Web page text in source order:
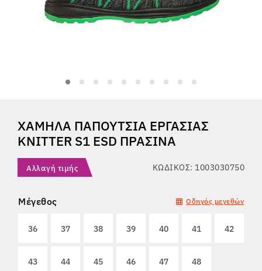
Tactical
ΣΧΕΤΙΚΆ ΜΕ ΕΜΆΣ
ΕΡΓΑΣΤΉΡΙΟ BENNON
ΚΑΤΆΣΤΗΜΑ ΜΕ ΜΠΙΣΤΡΌ
ΕΠΙΣΤΡΟΦΈΣ
ΧΑΜΗΛΆ ΠΑΠΟΎΤΣΙΑ ΕΡΓΑΣΊΑΣ
KNITTER S1 ESD ΠΡΆΣΙΝΑ
Αλλαγή τιμής ΚΩΔΙΚΌΣ: 1003030750
Μέγεθος Οδηγός μεγεθών
36 37 38 39 40 41 42
43 44 45 46 47 48